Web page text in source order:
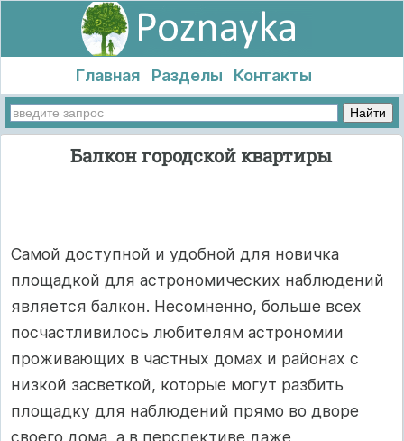
Главная Разделы Контакты
Балкон городской квартиры
Самой доступной и удобной для новичка
площадкой для астрономических наблюдений
является балкон. Несомненно, больше всех
посчастливилось любителям астрономии
проживающих в частных домах и районах с
низкой засветкой, которые могут разбить
площадку для наблюдений прямо во дворе
своего дома, а в перспективе даже